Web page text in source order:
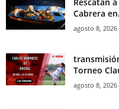
Cabrera
agosto 8, 2026
Torneo
agosto 8, 2026